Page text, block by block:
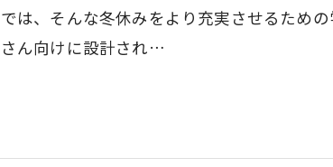
では、そんな冬休みをより充実させるため
さん向けに設計され…